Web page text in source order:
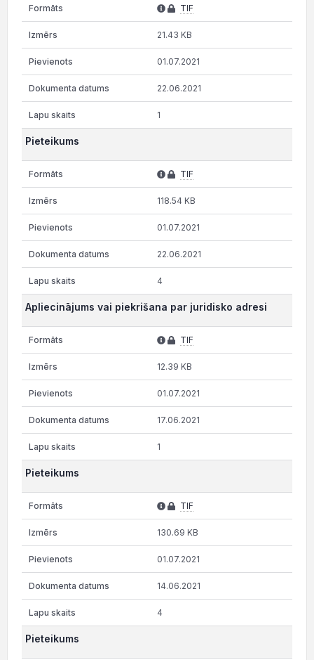
TIF
21.43 KB
01.07.2021
22.06.2021
1
Pieteikums
TIF
118.54 KB
01.07.2021
22.06.2021
4
Apliecinājums vai piekrišana par juridisko adresi
TIF
12.39 KB
01.07.2021
17.06.2021
1
Pieteikums
TIF
130.69 KB
01.07.2021
14.06.2021
4
Pieteikums